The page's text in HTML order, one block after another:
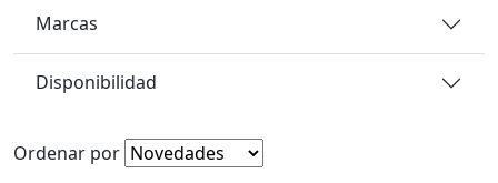
Marcas
Disponibilidad
Ordenar por